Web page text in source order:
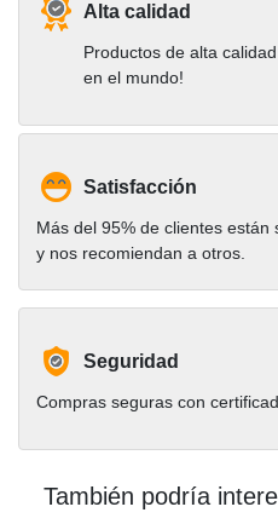
Alta calidad
Productos de alta
en el mundo!
Satisfacción
Más del 95% de clientes
y nos recomiendan a otros.
Seguridad
Compras seguras con
También podría